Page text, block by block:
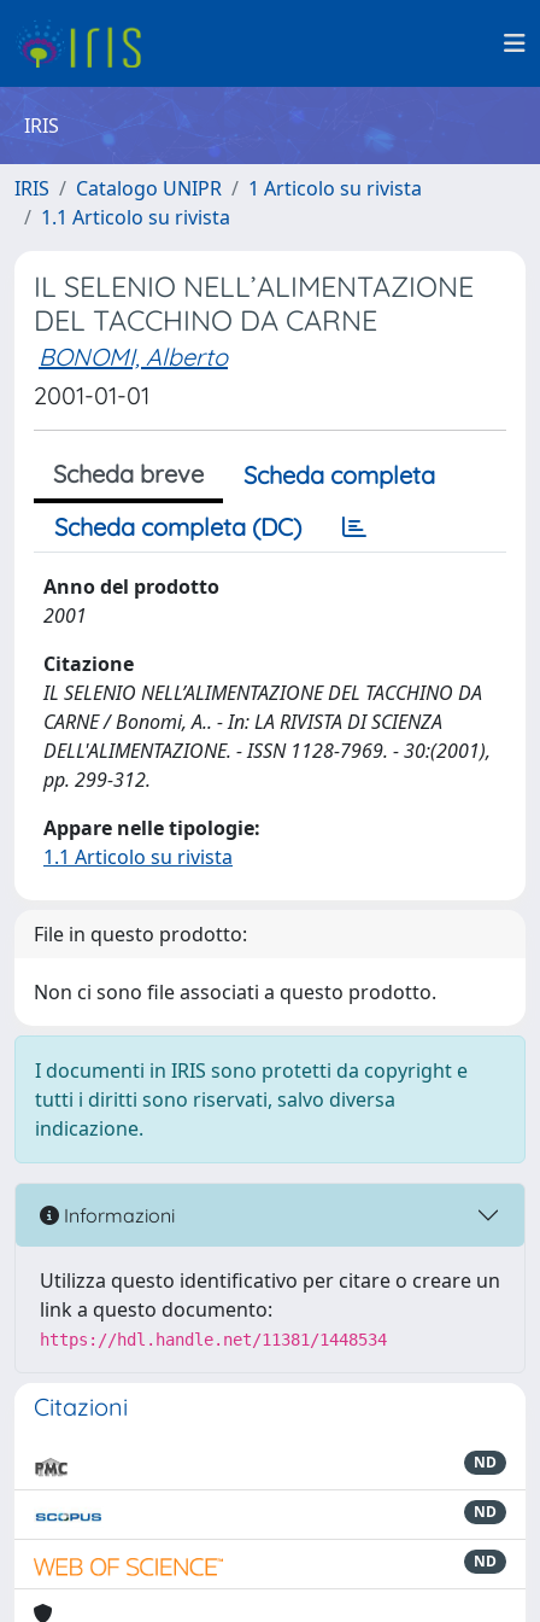
IRIS
IRIS Catalogo UNIPR
1 Articolo su rivista
1.1 Articolo su rivista
IL SELENIO NELL’ALIMENTAZIONE
DEL TACCHINO DA CARNE
BONOMI, Alberto
2001-01-01
Scheda breve
Scheda completa
Scheda completa (DC)
Anno del prodotto
2001
Citazione
IL SELENIO NELL’ALIMENTAZIONE DEL TACCHINO DA
CARNE / Bonomi, A.. - In: LA RIVISTA DI SCIENZA
DELL'ALIMENTAZIONE. - ISSN 1128-7969. - 30:(2001),
pp. 299-312.
Appare nelle tipologie:
1.1 Articolo su rivista
File in questo prodotto:
Non ci sono file associati a questo prodotto.
I documenti in IRIS sono protetti da copyright e
tutti i diritti sono riservati, salvo diversa
indicazione.
Informazioni
Utilizza questo identificativo per citare o creare un
link a questo documento:
https://hdl.handle.net/11381/1448534
Citazioni
ND
ND
ND